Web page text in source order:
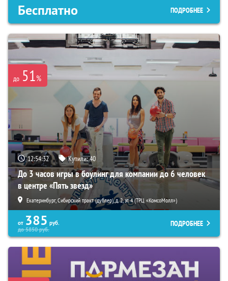
Бесплатно ПОДРОБНЕЕ
до 51%
12:54:30 Купили:40
До 3 часов игры в боулинг для компании до 6 человек
в центре «Пять звезд»
Екатеринбург, Сибирский тракт (дублер), д. 2, эт. 4 (ТРЦ «КомсоМолл»)
от 385 руб.
до5850руб.
ПОДРОБНЕЕ